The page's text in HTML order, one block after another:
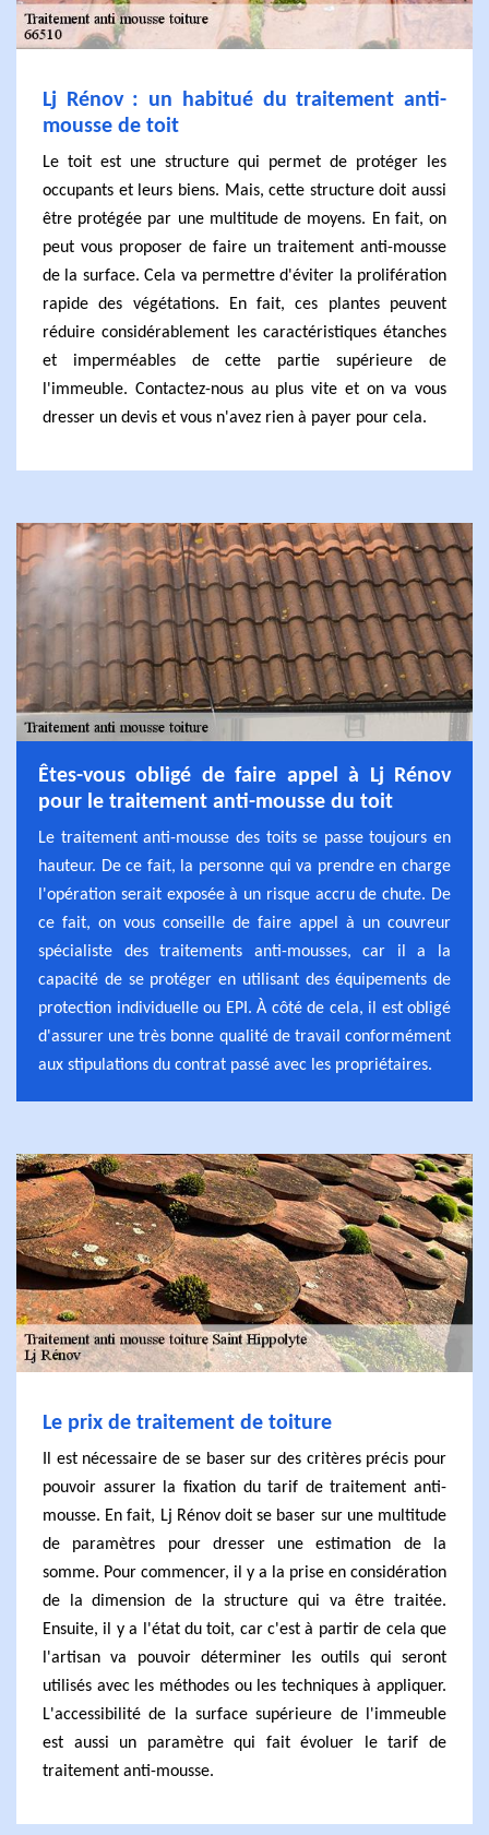
Lj Rénov : un habitué du traitement anti-
mousse de toit
Le toit est une structure qui permet de protéger les
occupants et leurs biens. Mais, cette structure doit aussi
être protégée par une multitude de moyens. En fait, on
peut vous proposer de faire un traitement anti-mousse
de la surface. Cela va permettre d'éviter la prolifération
rapide des végétations. En fait, ces plantes peuvent
réduire considérablement les caractéristiques étanches
et imperméables de cette partie supérieure de
l'immeuble. Contactez-nous au plus vite et on va vous
dresser un devis et vous n'avez rien à payer pour cela.
Êtes-vous obligé de faire appel à Lj Rénov
pour le traitement anti-mousse du toit
Le traitement anti-mousse des toits se passe toujours en
hauteur. De ce fait, la personne qui va prendre en charge
l'opération serait exposée à un risque accru de chute. De
ce fait, on vous conseille de faire appel à un couvreur
spécialiste des traitements anti-mousses, car il a la
capacité de se protéger en utilisant des équipements de
protection individuelle ou EPI. À côté de cela, il est obligé
d'assurer une très bonne qualité de travail conformément
aux stipulations du contrat passé avec les propriétaires.
Le prix de traitement de toiture
Il est nécessaire de se baser sur des critères précis pour
pouvoir assurer la fixation du tarif de traitement anti-
mousse. En fait, Lj Rénov doit se baser sur une multitude
de paramètres pour dresser une estimation de la
somme. Pour commencer, il y a la prise en considération
de la dimension de la structure qui va être traitée.
Ensuite, il y a l'état du toit, car c'est à partir de cela que
l'artisan va pouvoir déterminer les outils qui seront
utilisés avec les méthodes ou les techniques à appliquer.
L'accessibilité de la surface supérieure de l'immeuble
est aussi un paramètre qui fait évoluer le tarif de
traitement anti-mousse.